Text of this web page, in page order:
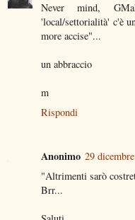
Never mind,
'local/settorialità' c'è
more accise"...
un abbraccio
m
Rispondi
Anonimo 29
"Altrimenti sarò
Brr...